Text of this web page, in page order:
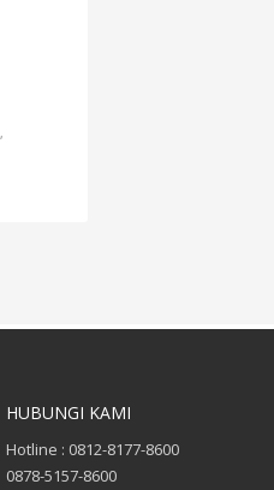
HUBUNGI KAMI
Hotline : 0812-8177-8600
0878-5157-8600